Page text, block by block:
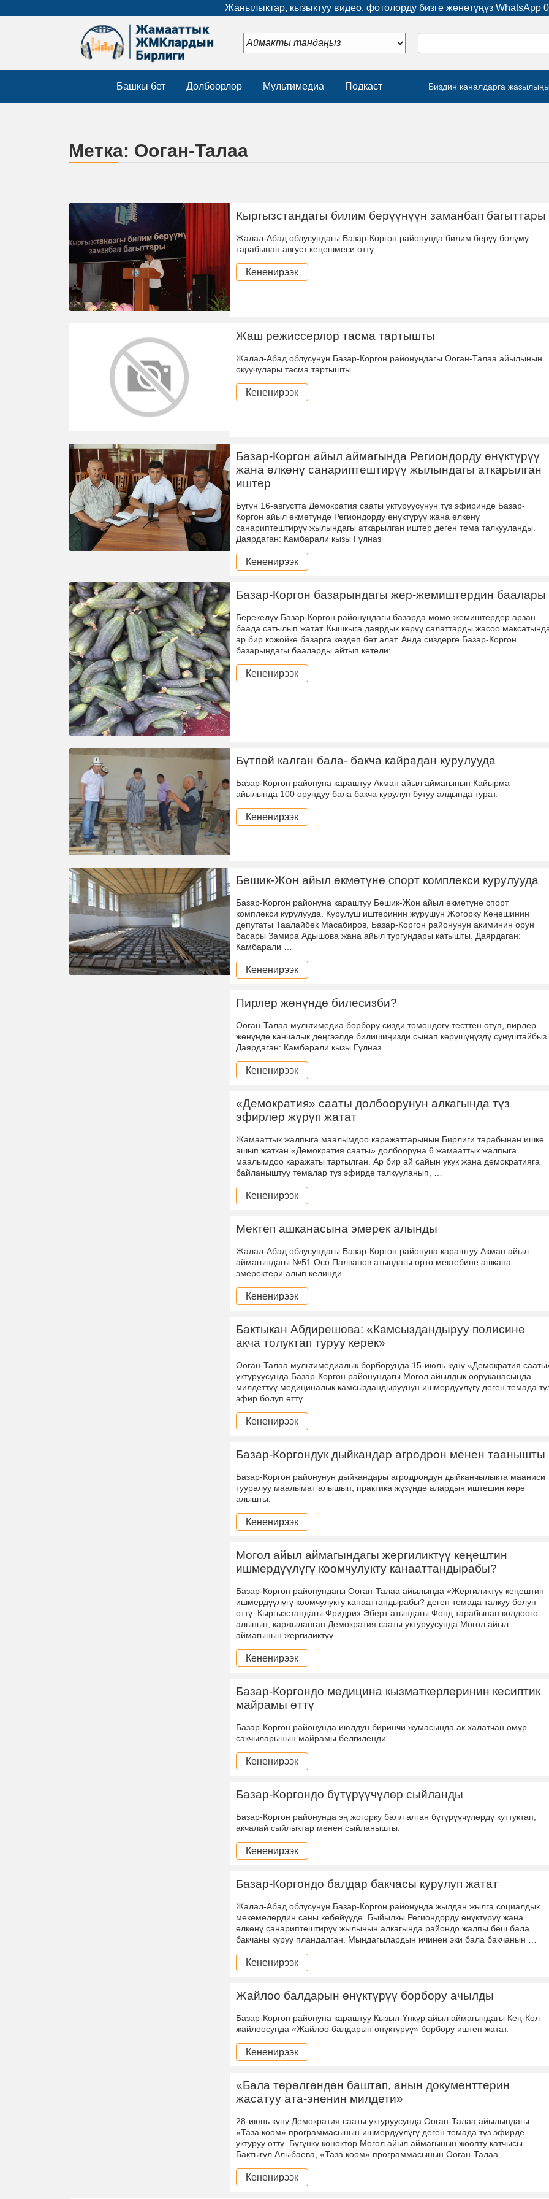
Жанылыктар, кызыктуу видео, фотолорду бизге жөнөтүңүз WhatsApp
Башкы бет Долбоорлор Мультимедиа Подкаст Биздин каналдарга
Метка: Ооган-Талаа
Кыргызстандагы билим берүүнүүн заманбап багыттары
Жалал-Абад облусундагы Базар-Коргон районунда билим берүү бөлүмү
тарабынан август кеңешмеси өттү.
Кененирээк
Жаш режиссерлор тасма тартышты
Жалал-Абад облусунун Базар-Коргон районундагы Ооган-Талаа айылынын
окуучулары тасма тартышты.
Кененирээк
Базар-Коргон айыл аймагында Региондорду өнүктүрүү
жана өлкөнү санариптештирүү жылындагы аткарылган
иштер
Бүгүн 16-августта Демократия сааты уктуруусунун түз эфиринде Базар-
Коргон айыл өкмөтүндө Региондорду өнүктүрүү жана өлкөнү
санариптештирүү жылындагы аткарылган иштер деген тема талкууланды.
Даярдаган: Камбарали кызы Гүлназ
Кененирээк
Базар-Коргон базарындагы жер-жемиштердин баалары
Берекелүү Базар-Коргон районундагы базарда мөмө-жемиштердер арзан
баада сатылып жатат. Кышкыга даярдык көрүү салаттарды жасоо
ар бир кожойке базарга көздөп бет алат. Анда сиздерге Базар-Коргон
базарындагы бааларды айтып кетели:
Кененирээк
Бүтпөй калган бала- бакча кайрадан курулууда
Базар-Коргон районуна караштуу Акман айыл аймагынын Кайырма
айылында 100 орундуу бала бакча курулуп бутуу алдында турат.
Кененирээк
Бешик-Жон айыл өкмөтүнө спорт комплекси курулууда
Базар-Коргон районуна караштуу Бешик-Жон айыл өкмөтүнө спорт
комплекси курулууда. Курулуш иштеринин жүрүшүн Жогорку Кеңешинин
депутаты Таалайбек Масабиров, Базар-Коргон районунун акиминин орун
басары Замира Адышова жана айыл тургундары катышты. Даярдаган:
Камбарали …
Кененирээк
Пирлер жөнүндө билесизби?
Ооган-Талаа мультимедиа борбору сизди төмөндөгү тесттен өтүп, пирлер
жөнүндө канчалык деңгээлде билишиңизди сынап көрүшүңүздү сунуштайбыз
Даярдаган: Камбарали кызы Гүлназ
Кененирээк
«Демократия» сааты долбоорунун алкагында түз
эфирлер жүрүп жатат
Жамааттык жалпыга маалымдоо каражаттарынын Бирлиги тарабынан ишке
ашып жаткан «Демократия сааты» долбооруна 6 жамааттык жалпыга
маалымдоо каражаты тартылган. Ар бир ай сайын укук жана демократияга
байланыштуу темалар түз эфирде талкууланып, …
Кененирээк
Мектеп ашканасына эмерек алынды
Жалал-Абад облусундагы Базар-Коргон районуна караштуу Акман айыл
аймагындагы №51 Осо Палванов атындагы орто мектебине ашкана
эмеректери алып келинди.
Кененирээк
Бактыкан Абдирешова: «Камсыздандыруу полисине
акча толуктап туруу керек»
Ооган-Талаа мультимедиалык борборунда 15-июль күнү «Демократия
уктуруусунда Базар-Коргон районундагы Могол айылдык ооруканасында
милдеттүү медициналык камсыздандыруунун ишмердүүлүгү деген темада
эфир болуп өттү.
Кененирээк
Базар-Коргондук дыйкандар агродрон менен таанышты
Базар-Коргон районунун дыйкандары агродрондун дыйканчылыкта мааниси
тууралуу маалымат алышып, практика жүзүндө алардын иштешин көрө
алышты.
Кененирээк
Могол айыл аймагындагы жергиликтүү кеңештин
ишмердүүлүгү коомчулукту канааттандырабы?
Базар-Коргон районундагы Ооган-Талаа айылында «Жергиликтүү кеңештин
ишмердүүлүгү коомчулукту канааттандырабы? деген темада талкуу болуп
өттү. Кыргызстандагы Фридрих Эберт атындагы Фонд тарабынан колдоого
алынып, каржыланган Демократия сааты уктуруусунда Могол айыл
аймагынын жергиликтүү …
Кененирээк
Базар-Коргондо медицина кызматкерлеринин кесиптик
майрамы өттү
Базар-Коргон районунда июлдун биринчи жумасында ак халатчан өмүр
сакчыларынын майрамы белгиленди.
Кененирээк
Базар-Коргондо бүтүрүүчүлөр сыйланды
Базар-Коргон районунда эң жогорку балл алган бүтүрүүчүлөрдү куттуктап,
акчалай сыйлыктар менен сыйланышты.
Кененирээк
Базар-Коргондо балдар бакчасы курулуп жатат
Жалал-Абад облусунун Базар-Коргон районунда жылдан жылга социалдык
мекемелердин саны көбөйүүдө. Быйылкы Региондорду өнүктүрүү жана
өлкөнү санариптештирүү жылынын алкагында райондо жалпы беш бала
бакчаны куруу пландалган. Мындагылардын ичинен эки бала бакчанын …
Кененирээк
Жайлоо балдарын өнүктүрүү борбору ачылды
Базар-Коргон районуна караштуу Кызыл-Үнкүр айыл аймагындагы Кең-Кол
жайлоосунда «Жайлоо балдарын өнүктүрүү» борбору иштеп жатат.
Кененирээк
«Бала төрөлгөндөн баштап, анын документтерин
жасатуу ата-эненин милдети»
28-июнь күнү Демократия сааты уктуруусунда Ооган-Талаа айылындагы
«Таза коом» программасынын ишмердүүлүгү деген темада түз эфирде
уктуруу өттү. Бүгүнкү коноктор Могол айыл аймагынын жоопту катчысы
Бактыгүл Алыбаева, «Таза коом» программасынын Ооган-Талаа …
Кененирээк